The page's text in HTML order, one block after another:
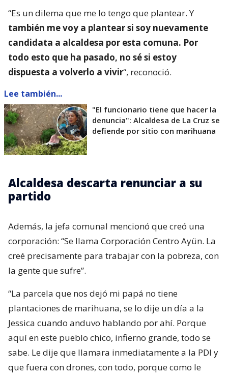
“Es un dilema que me lo tengo que plantear. Y
también me voy a plantear si soy nuevamente
candidata a alcaldesa por esta comuna. Por
todo esto que ha pasado, no sé si estoy
dispuesta a volverlo a vivir“, reconoció.
Lee también...
"El funcionario tiene que hacer la
denuncia": Alcaldesa de La Cruz se
defiende por sitio con marihuana
Alcaldesa descarta renunciar a su
partido
Además, la jefa comunal mencionó que creó una
corporación: “Se llama Corporación Centro Ayün. La
creé precisamente para trabajar con la pobreza, con
la gente que sufre”.
“La parcela que nos dejó mi papá no tiene
plantaciones de marihuana, se lo dije un día a la
Jessica cuando anduvo hablando por ahí. Porque
aquí en este pueblo chico, infierno grande, todo se
sabe. Le dije que llamara inmediatamente a la PDI y
que fuera con drones, con todo, porque como le